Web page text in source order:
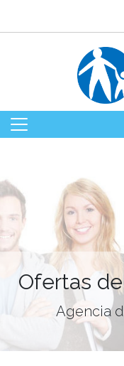
Ofertas
Agencia